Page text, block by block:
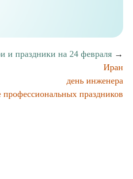
и праздники на 24 февраля →
Иран
день инженера
профессиональных праздников